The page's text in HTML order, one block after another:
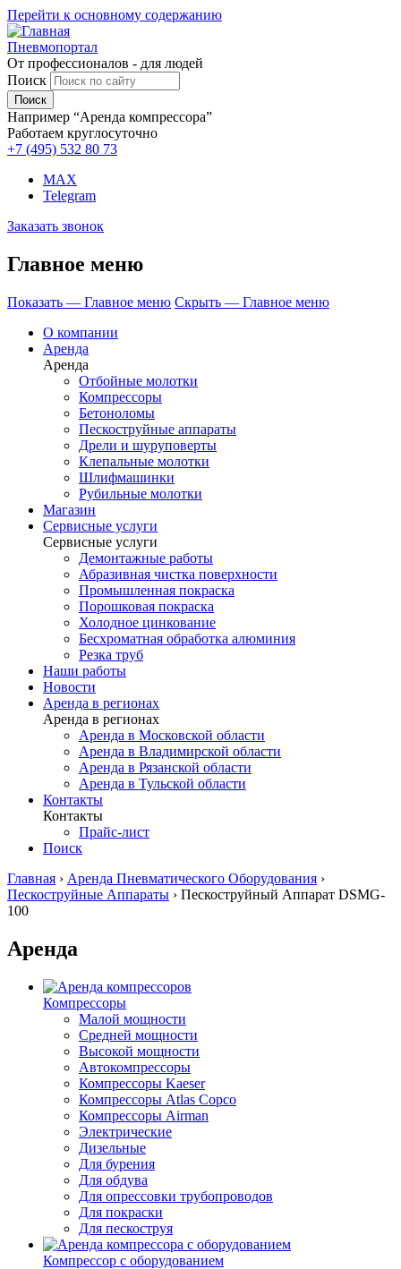
Перейти к основному содержанию
Пневмопортал
От профессионалов - для людей
Поиск
Например “Аренда компрессора”
Работаем круглосуточно
+7 (495) 532 80 73
MAX
Telegram
Заказать звонок
Главное меню
Показать — Главное меню Скрыть — Главное меню
О компании
Аренда
Аренда
Отбойные молотки
Компрессоры
Бетоноломы
Пескоструйные аппараты
Дрели и шуруповерты
Клепальные молотки
Шлифмашинки
Рубильные молотки
Магазин
Сервисные услуги
Сервисные услуги
Демонтажные работы
Абразивная чистка поверхности
Промышленная покраска
Порошковая покраска
Холодное цинкование
Бесхроматная обработка алюминия
Резка труб
Наши работы
Новости
Аренда в регионах
Аренда в регионах
Аренда в Московской области
Аренда в Владимирской области
Аренда в Рязанской области
Аренда в Тульской области
Контакты
Контакты
Прайс-лист
Поиск
Главная › Аренда Пневматического Оборудования ›
Пескоструйные Аппараты › Пескоструйный Аппарат DSMG-
100
Аренда
Компрессоры
Малой мощности
Средней мощности
Высокой мощности
Автокомпрессоры
Компрессоры Kaeser
Компрессоры Atlas Copco
Компрессоры Airman
Электрические
Дизельные
Для бурения
Для обдува
Для опрессовки трубопроводов
Для покраски
Для пескоструя
Компрессор с оборудованием